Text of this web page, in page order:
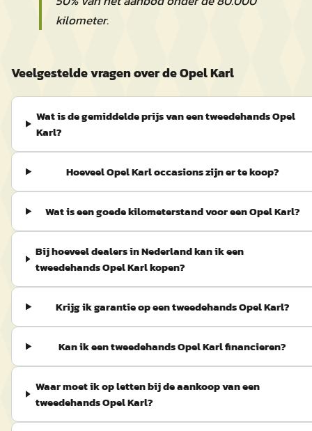
kilometer.
Veelgestelde vragen over de Opel Karl
Wat is de gemiddelde prijs van een tweedehands Opel
Karl?
Hoeveel Opel Karl occasions zijn er te koop?
Wat is een goede kilometerstand voor een Opel Karl?
Bij hoeveel dealers in Nederland kan ik een
tweedehands Opel Karl kopen?
Krijg ik garantie op een tweedehands Opel Karl?
Kan ik een tweedehands Opel Karl financieren?
Waar moet ik op letten bij de aankoop van een
tweedehands Opel Karl?